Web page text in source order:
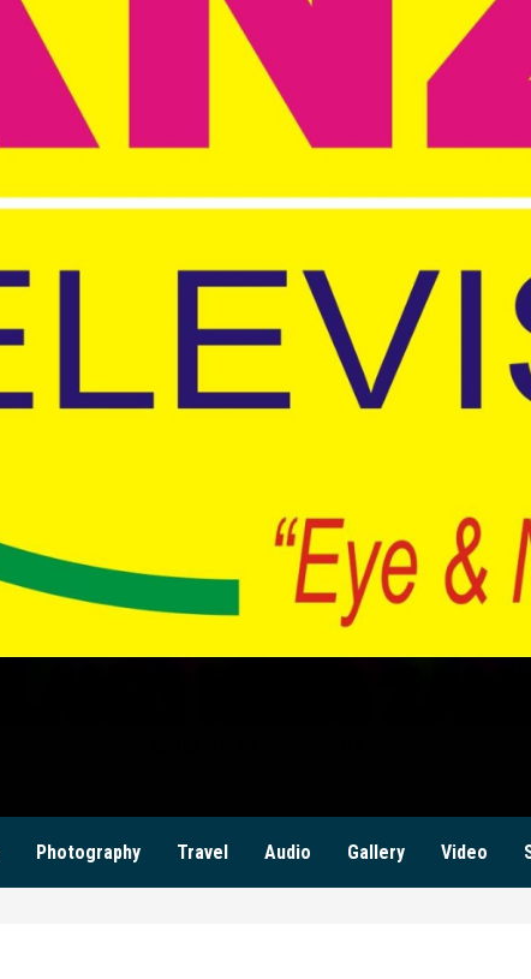
Photography Travel Audio Gallery Video